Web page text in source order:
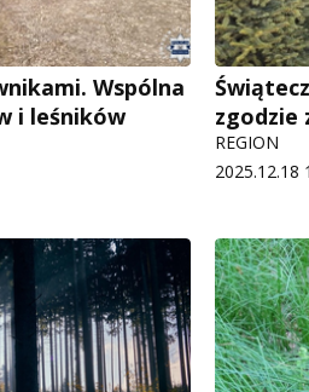
Wspólna
i leśników
zgodzie
REGION
2025.12.18